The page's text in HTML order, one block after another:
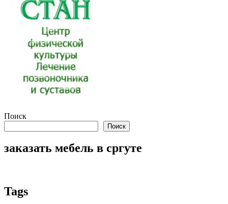
Поиск
Поиск
заказать мебель в сргуте
Tags